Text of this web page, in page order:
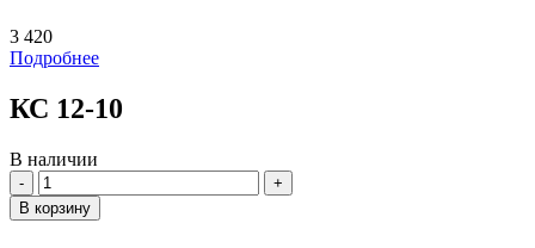
3 420
Подробнее
КС 12-10
В наличии
Количество
В корзину